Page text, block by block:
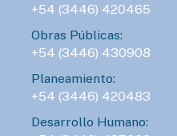
+54 (3446) 420465
Obras Públicas:
+54 (3446) 430908
Planeamiento:
+54 (3446) 420483
Desarrollo Humano: